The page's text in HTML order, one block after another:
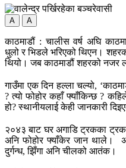
A A
काठमाडौं : चालीस वर्ष अघि
धुलो र भिडले भरिएको थिएन।
थियो। जब काठमाडौं शहरको नजर
गाउँमा एक दिन हल्ला चल्यो,
? त्यो फोहोर कहाँ फ्याँकिन्छ ?
हो? स्थानीयलाई केही जानकारी
२०४३ बाट घर अगाडि ट्रकका ट्रक
अनि फोहोर फ्याँकेर जान थाले।
दुर्गन्ध, झिँगा अनि चीलको आतंक।